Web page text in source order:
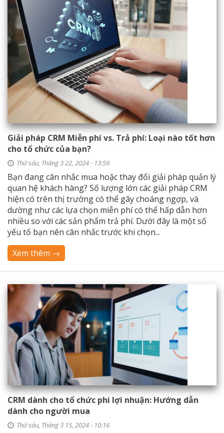
Giải pháp CRM Miễn phí vs. Trả phí: Loại nào tốt hơn
cho tổ chức của bạn?
Thứ sáu, Tháng 3 22, 2024 - 13:59
Bạn đang cân nhắc mua hoặc thay đổi giải pháp quản lý
quan hệ khách hàng? Số lượng lớn các giải pháp CRM
hiện có trên thị trường có thể gây choáng ngợp, và
dường như các lựa chọn miễn phí có thể hấp dẫn hơn
nhiều so với các sản phẩm trả phí. Dưới đây là một số
yếu tố bạn nên cân nhắc trước khi chọn...
Xem thêm →
CRM dành cho tổ chức phi lợi nhuận: Hướng dẫn
dành cho người mua
Thứ sáu, Tháng 3 15, 2024 - 10:16